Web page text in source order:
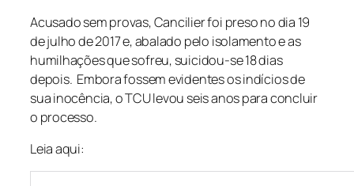
Acusado sem provas, Cancilier foi preso no dia 19
de julho de 2017 e, abalado pelo isolamento e as
humilhações que sofreu, suicidou-se 18 dias
depois. Embora fossem evidentes os indícios de
sua inocência, o TCU levou seis anos para concluir
o processo.
Leia aqui: